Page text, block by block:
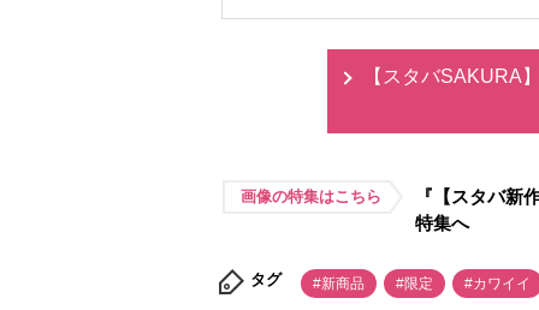
【スタバSAKURA
画像の特集はこちら
『【スタバ新
特集へ
タグ #新商品 #限定 #カワイイ